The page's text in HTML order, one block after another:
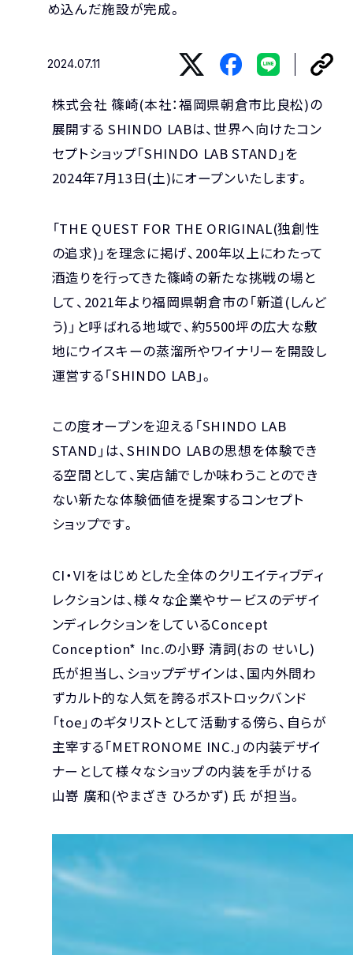
ONLINE SHOP
CONTACT JA|EN
COMPANY PRIVACY POLICY
め込んだ施設が完成。
2024.07.11
株式会社 篠崎(本社：福岡県朝倉市比良松)の
展開する SHINDO LABは、世界へ向けたコン
セプトショップ「SHINDO LAB STAND」を
2024年7月13日(土)にオープンいたします。
「THE QUEST FOR THE ORIGINAL(独創性
の追求)」を理念に掲げ、200年以上にわたって
酒造りを行ってきた篠崎の新たな挑戦の場と
して、2021年より福岡県朝倉市の「新道(しんど
う)」と呼ばれる地域で、約5500坪の広大な敷
地にウイスキーの蒸溜所やワイナリーを開設し
運営する「SHINDO LAB」。
この度オープンを迎える「SHINDO LAB
STAND」は、SHINDO LABの思想を体験でき
る空間として、実店舗でしか味わうことのでき
ない新たな体験価値を提案するコンセプト
ショップです。
CI・VIをはじめとした全体のクリエイティブディ
レクションは、様々な企業やサービスのデザイ
ンディレクションをしているConcept
Conception* Inc.の小野 清詞(おの せいし)
氏が担当し、ショップデザインは、国内外問わ
ずカルト的な人気を誇るポストロックバンド
「toe」のギタリストとして活動する傍ら、自らが
主宰する「METRONOME INC.」の内装デザイ
ナーとして様々なショップの内装を手がける
山嵜 廣和(やまざき ひろかず) 氏 が担当。